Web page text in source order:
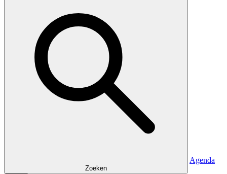
Zoeken
Agenda